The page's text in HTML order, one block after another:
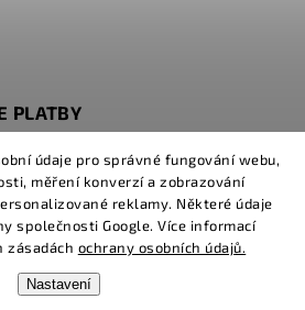
údaje pro správné fungování webu,
měření konverzí a zobrazování
reklamy. Některé údaje
společnosti Google. Více informací
zásadách ochrany osobních údajů.
Nastavení
PLATBY